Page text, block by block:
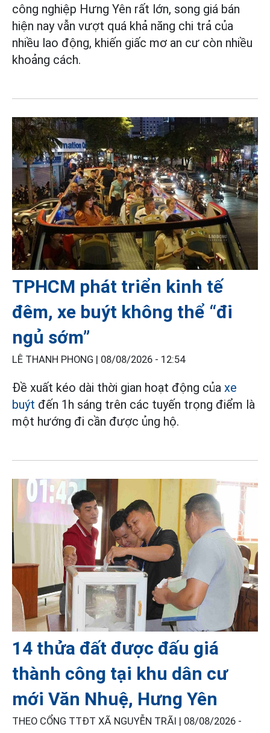
công nghiệp Hưng Yên rất lớn, song giá bán
hiện nay vẫn vượt quá khả năng chi trả của
nhiều lao động, khiến giấc mơ an cư còn nhiều
khoảng cách.
TPHCM phát triển kinh tế
đêm, xe buýt không thể “đi
ngủ sớm”
LÊ THANH PHONG | 08/08/2026 - 12:54
Đề xuất kéo dài thời gian hoạt động của xe
buýt đến 1h sáng trên các tuyến trọng điểm là
một hướng đi cần được ủng hộ.
14 thửa đất được đấu giá
thành công tại khu dân cư
mới Văn Nhuệ, Hưng Yên
THEO CỔNG TTĐT XÃ NGUYỄN TRÃI | 08/08/2026 -